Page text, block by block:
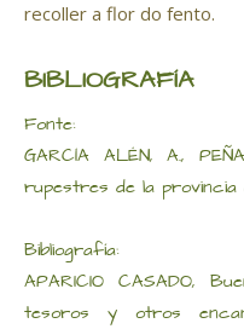
recoller a flor do fento.
BIBLIOGRAFÍA
Fonte:
GARCÍA ALÉN, A.,
rupestres de la provincia
Bibliografía:
APARICIO CASADO,
tesoros y otros